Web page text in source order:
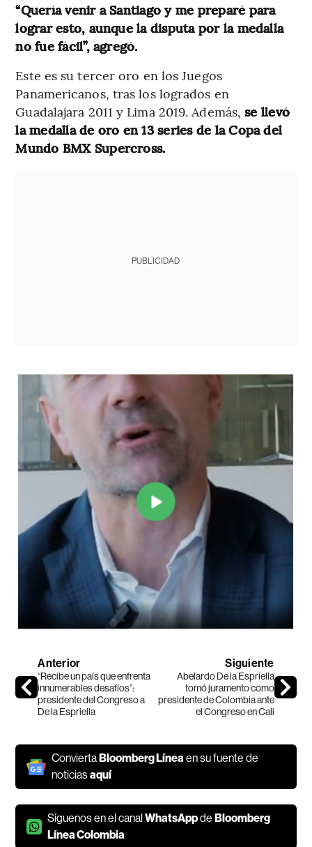
“Quería venir a Santiago y me preparé para
lograr esto, aunque la disputa por la medalla
no fue fácil”, agregó.
Este es su tercer oro en los Juegos
Panamericanos, tras los logrados en
Guadalajara 2011 y Lima 2019. Además,se llevó
la medalla de oro en 13 series de la Copa del
Mundo BMX Supercross.
PUBLICIDAD
Anterior
“Recibe un país que enfrenta
innumerables desafíos”:
presidente del Congreso a
De la Espriella
Siguiente
Abelardo De la Espriella
tomó juramento como
presidente de Colombia ante
el Congreso en Cali
Convierta Bloomberg Líneaen su fuente de
noticiasaquí
Síguenos en el canalWhatsAppde Bloomberg
Línea Colombia